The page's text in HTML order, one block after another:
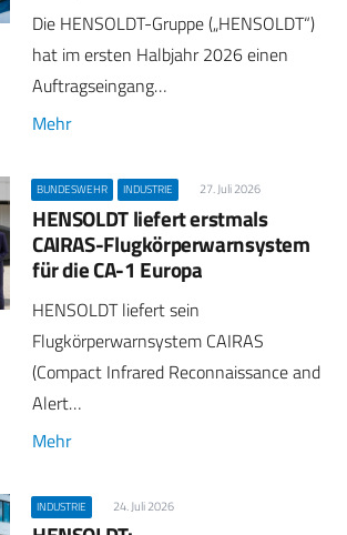
Die HENSOLDT-Gruppe („HENSOLDT“)
hat im ersten Halbjahr 2026 einen
Auftragseingang…
Mehr
BUNDESWEHR INDUSTRIE 27. Juli 2026
HENSOLDT liefert erstmals
CAIRAS-Flugkörperwarnsystem
für die CA-1 Europa
HENSOLDT liefert sein
Flugkörperwarnsystem CAIRAS
(Compact Infrared Reconnaissance and
Alert…
Mehr
INDUSTRIE 24. Juli 2026